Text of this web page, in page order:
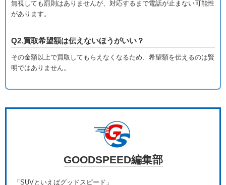
無視しても罰則はありませんが、対応するまで電話が止まない可能性
があります。
Q2.買取希望額は伝えないほうがいい？
その金額以上で買取してもらえなくなるため、希望額を伝えるのは賢
明ではありません。
GOODSPEED編集部
「SUVといえばグッドスピード」